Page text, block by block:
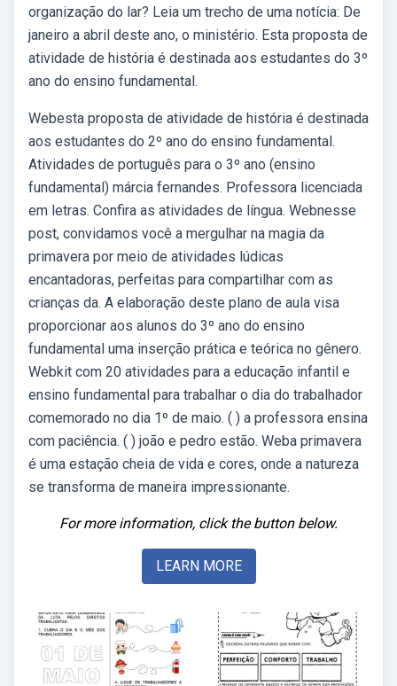
organização do lar? Leia um trecho de uma notícia: De
janeiro a abril deste ano, o ministério. Esta proposta de
atividade de história é destinada aos estudantes do 3º
ano do ensino fundamental.
Webesta proposta de atividade de história é destinada
aos estudantes do 2º ano do ensino fundamental.
Atividades de português para o 3º ano (ensino
fundamental) márcia fernandes. Professora licenciada
em letras. Confira as atividades de língua. Webnesse
post, convidamos você a mergulhar na magia da
primavera por meio de atividades lúdicas
encantadoras, perfeitas para compartilhar com as
crianças da. A elaboração deste plano de aula visa
proporcionar aos alunos do 3º ano do ensino
fundamental uma inserção prática e teórica no gênero.
Webkit com 20 atividades para a educação infantil e
ensino fundamental para trabalhar o dia do trabalhador
comemorado no dia 1º de maio. ( ) a professora ensina
com paciência. ( ) joão e pedro estão. Weba primavera
é uma estação cheia de vida e cores, onde a natureza
se transforma de maneira impressionante.
For more information, click the button below.
LEARN MORE